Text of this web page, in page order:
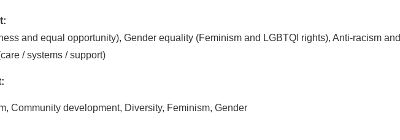
and equal opportunity), Gender equality (Feminism and LGBTQI rights), Anti-racism and
/ systems / support)
Community development, Diversity, Feminism, Gender